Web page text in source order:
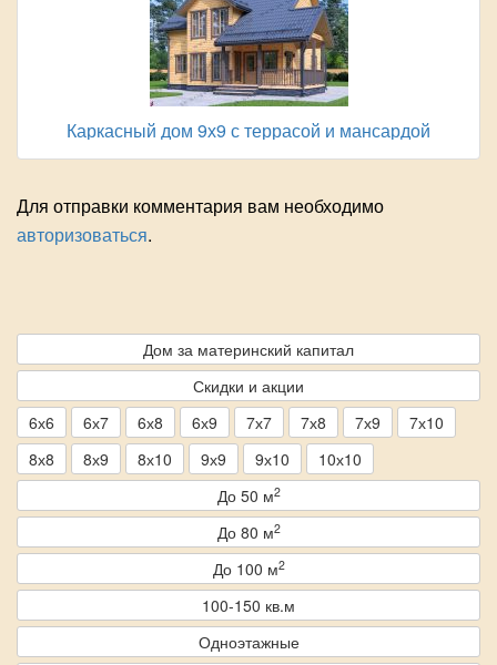
Каркасный дом 9х9 с террасой и мансардой
Для отправки комментария вам необходимо
авторизоваться.
Дом за материнский капитал
Скидки и акции
6х6
6х7 6х8 6х9 7х7 7х8 7х9
7х10
8х8
8х9 8х10 9х9 9х10
10х10
До 50 м2
До 80 м2
До 100 м2
100-150 кв.м
Одноэтажные